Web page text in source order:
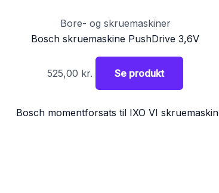
Bore- og skruemaskiner
Bosch skruemaskine PushDrive 3,6V
525,00 kr. Se produkt